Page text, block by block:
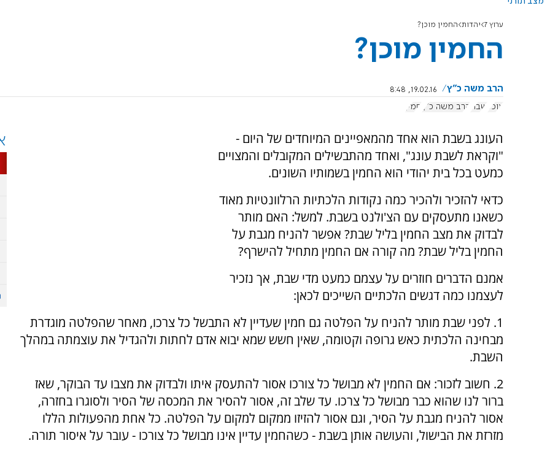
ערוץ 7 יהדות החמין מוכן?
החמין מוכן?
הרב משה כ"ץ
19.02.16, 8:48
אוכל
שבת הרב משה כ"ץ חמין
העונג בשבת הוא אחד מהמאפיינים המיוחדים של היום -
"וקראת לשבת עונג", ואחד מהתבשילים המקובלים והמצויים
כמעט בכל בית יהודי הוא החמין בשמותיו השונים.
כדאי להזכיר ולהכיר כמה נקודות הלכתיות הרלוונטיות מאוד
כשאנו מתעסקים עם הצ'ולנט בשבת. למשל: האם מותר
לבדוק את מצב החמין בליל שבת? אפשר להניח מגבת על
החמין בליל שבת? מה קורה אם החמין מתחיל להישרף?
אמנם הדברים חוזרים על עצמם כמעט מדי שבת, אך נזכיר
לעצמנו כמה דגשים הלכתיים השייכים לכאן:
1. לפני שבת מותר להניח על הפלטה גם חמין שעדיין לא התבשל כל צרכו, מאחר שהפלטה מוגדרת
מבחינה הלכתית כאש גרופה וקטומה, שאין חשש שמא יבוא אדם לחתות ולהגדיל את עוצמתה במהלך
השבת.
2. חשוב לזכור: אם החמין לא מבושל כל צורכו אסור להתעסק איתו ולבדוק את מצבו עד הבוקר, שאז
ברור לנו שהוא כבר מבושל כל צרכו. עד שלב זה, אסור להסיר את המכסה של הסיר ולסוגרו בחזרה,
אסור להניח מגבת על הסיר, וגם אסור להזיזו ממקום למקום על הפלטה. כל אחת מהפעולות הללו
מזרזת את הבישול, והעושה אותן בשבת - כשהחמין עדיין אינו מבושל כל צורכו - עובר על איסור תורה.